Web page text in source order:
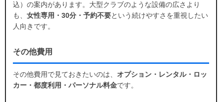
込）の案内があります。大型クラブのような設備の広さより
も、 女性専用・30分・予約不要という続けやすさを重視したい
人向きです。
その他費用
その他費用で見ておきたいのは、 オプション・レンタル・ロッ
カー・都度利用・パーソナル料金です。